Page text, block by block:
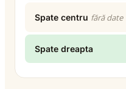
Spate centru fără date
Spate dreapta